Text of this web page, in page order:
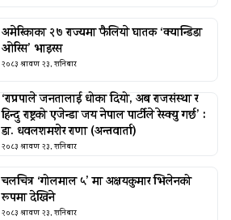
अमेरिकाका २७ राज्यमा फैलियाे घातक ‘क्यान्डिडा
ओरिस’ भाइरस
२०८३ श्रावण २३, शनिबार
‘राप्रपाले जनतालाई धोका दियो, अब राजसंस्था र
हिन्दु राष्ट्रको एजेन्डा जय नेपाल पार्टीले रेस्क्यु गर्छ’ :
डा. धवलशमशेर राणा (अन्तवार्ता)
२०८३ श्रावण २३, शनिबार
चलचित्र ‘गोलमाल ५’ मा अक्षयकुमार भिलेनको
रूपमा देखिने
२०८३ श्रावण २३, शनिबार